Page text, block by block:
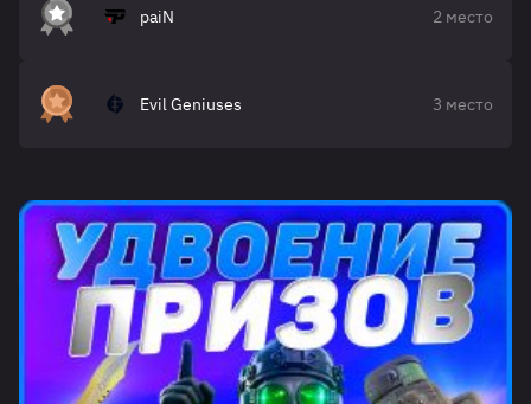
paiN 2 место
Evil Geniuses 3 место